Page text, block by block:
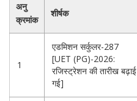
अनु
क्रमांक
शीर्षक
1
एडमिशन सर्कुलर-287
[UET (PG)-2026:
रजिस्ट्रेशन की तारीख बढ़ाई
गई]